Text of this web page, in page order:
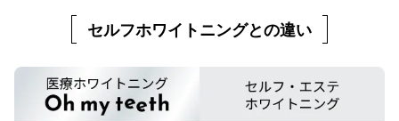
セルフホワイトニングとの違い